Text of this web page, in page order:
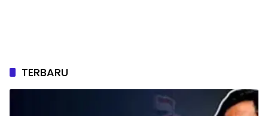
TERBARU